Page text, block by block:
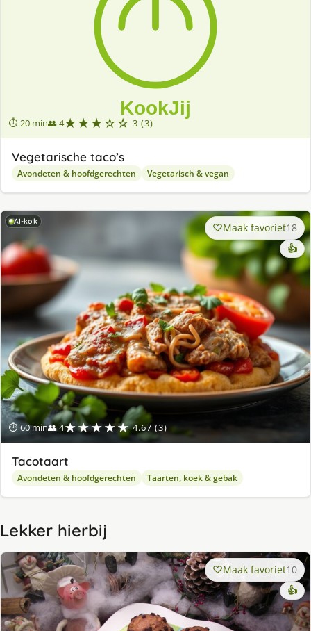
⏱ 20 min👥 4★★★☆☆ 3 (3)
Vegetarische taco’s
Avondeten & hoofdgerechten Vegetarisch & vegan
AI-kok
⏱ 60 min👥 4★★★★★ 4.67 (3)
Maak favoriet18
👍
Tacotaart
Avondeten & hoofdgerechten Taarten, koek & gebak
Lekker hierbij
Maak favoriet10
👍